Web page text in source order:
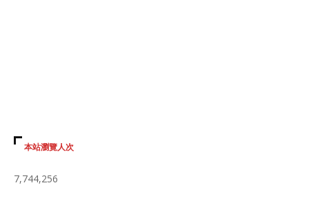
本站瀏覽人次
7,744,256